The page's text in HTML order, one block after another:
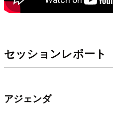
セッションレポート
アジェンダ